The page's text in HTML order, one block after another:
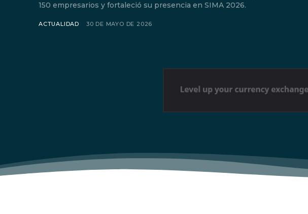
150 empresarios y fortaleció su presencia en SIMA 2026.
ACTUALIDAD 30 DE MAYO DE 2026